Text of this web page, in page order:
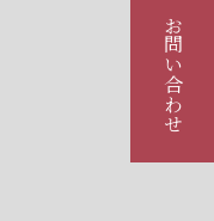
お問い合わせ